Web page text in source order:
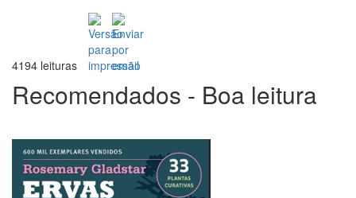
4194 leituras
Recomendados - Boa leitura